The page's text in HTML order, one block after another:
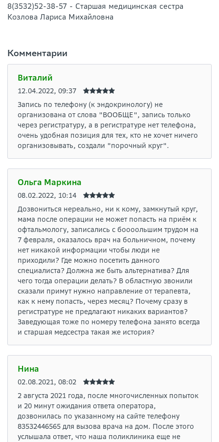
8(3532)52-38-57 - Старшая медицинская сестра
Козлова Лариса Михайловна
Комментарии
Виталий
12.04.2022, 09:37
Запись по телефону (к эндокринологу) не
организована от слова "ВООБЩЕ", запись только
через регистратуру, а в регистратуре нет телефона,
очень удобная позиция для тех, кто не хочет ничего
организовывать, создали "порочный круг".
Ольга Маркина
08.02.2022, 10:14
Дозвониться нереально, ни к кому, замкнутый круг,
мама после операции не может попасть на приём к
офтальмологу, записались с боооольшим трудом на
7 февраля, оказалось врач на больничном, почему
нет никакой информации чтобы люди не
приходили? Где можно посетить данного
специалиста? Должна же быть альтернатива? Для
чего тогда операции делать? В областную звонили
сказали примут нужно направление от терапевта,
как к нему попасть, через месяц? Почему сразу в
регистратуре не предлагают никаких вариантов?
Заведующая тоже по номеру телефона занято всегда
и старшая медсестра такая же история?
Нина
02.08.2021, 08:02
2 августа 2021 года, после многочисленных попыток
и 20 минут ожидания ответа оператора,
дозвонилась по указанному на сайте телефону
83532446565 для вызова врача на дом. После этого
услышала ответ, что наша поликлиника еще не